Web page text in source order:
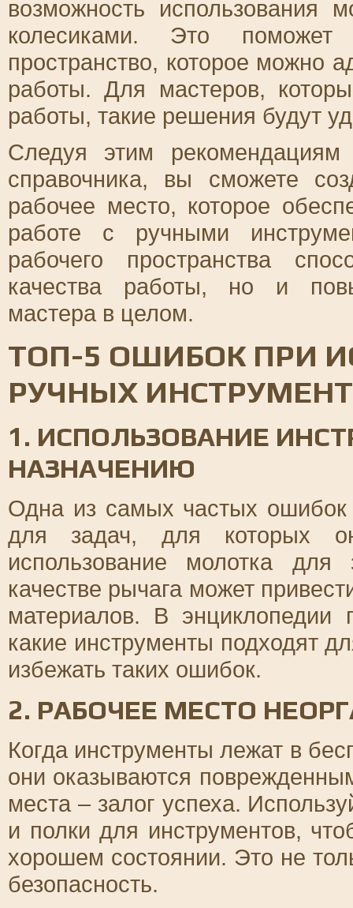
возможность использования
колесиками. Это поможет
пространство, которое можно
работы. Для мастеров,
работы, такие решения будут
Следуя этим
справочника, вы сможете
рабочее место, которое
работе с ручными
рабочего пространства
качества работы, но и
мастера в целом.
ТОП-5 ОШИБОК ПРИ
РУЧНЫХ
1. ИСПОЛЬЗОВАНИЕ
НАЗНАЧЕНИЮ
Одна из самых частых ошибок
для задач, для которых
использование молотка
качестве рычага может
материалов. В энциклопедии
какие инструменты подходят
избежать таких ошибок.
2. РАБОЧЕЕ МЕСТО
Когда инструменты лежат в
они оказываются
места – залог успеха.
и полки для инструментов,
хорошем состоянии. Это не
безопасность.